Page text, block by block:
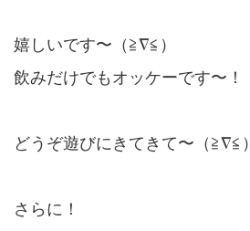
嬉しいです〜（≧∇≦）
飲みだけでもオッケーです〜！
どうぞ遊びにきてきて〜（≧∇≦）
さらに！